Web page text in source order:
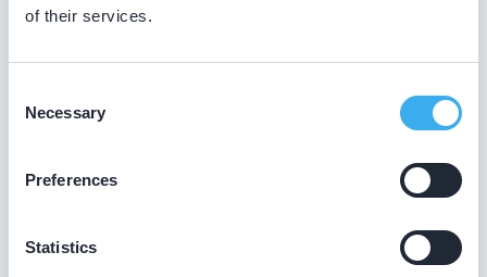
of their services.
Selection
Necessary
Preferences
Statistics
Wat is een KRT-registratie?
De overheid verplicht tandartsen niet tot het volgen van
daarentegen wel belangrijk dat tandheelkundigen hun
hoogte van de nieuwste tandheelkundige technieken.
Daarom laten tandartsen met een KRT-registratie graag